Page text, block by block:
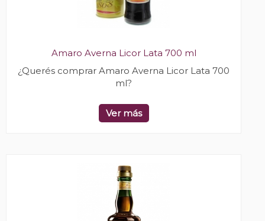
Amaro Averna Licor Lata 700 ml
¿Querés comprar Amaro Averna Licor Lata 700
ml?
Ver más